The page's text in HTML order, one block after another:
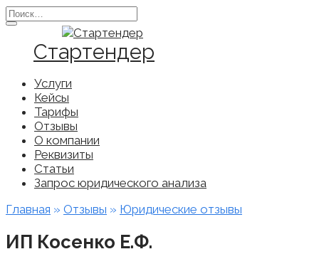
Перейти
к
содержанию
Search
for:
Стартендер
Услуги
Кейсы
Тарифы
Отзывы
О компании
Реквизиты
Статьи
Запрос юридического анализа
Главная » Отзывы » Юридические отзывы
ИП Косенко Е.Ф.